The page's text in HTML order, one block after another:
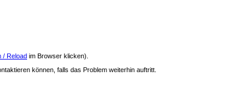
/ Reload im Browser klicken).
können, falls das Problem weiterhin auftritt.